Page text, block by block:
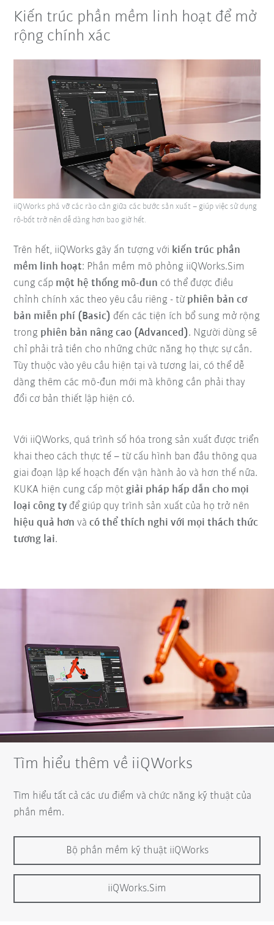
Kiến trúc phần mềm linh hoạt để mở
rộng chính xác
Trên hết, iiQWorks gây ấn tượng với kiến trúc phần
mềm linh hoạt: Phần mềm mô phỏng iiQWorks.Sim
cung cấp một hệ thống mô-đun có thể được điều
chỉnh chính xác theo yêu cầu riêng - từ phiên bản cơ
bản miễn phí (Basic) đến các tiện ích bổ sung mở rộng
trong phiên bản nâng cao (Advanced). Người dùng sẽ
chỉ phải trả tiền cho những chức năng họ thực sự cần.
Tùy thuộc vào yêu cầu hiện tại và tương lai, có thể dễ
dàng thêm các mô-đun mới mà không cần phải thay
đổi cơ bản thiết lập hiện có.
iiQWorks phá vỡ các rào cản giữa các bước sản xuất – giúp việc sử dụng
rô-bốt trở nên dễ dàng hơn bao giờ hết.
Với iiQWorks, quá trình số hóa trong sản xuất được triển
khai theo cách thực tế – từ cấu hình ban đầu thông qua
giai đoạn lập kế hoạch đến vận hành ảo và hơn thế nữa.
KUKA hiện cung cấp một giải pháp hấp dẫn cho mọi
loại công ty để giúp quy trình sản xuất của họ trở nên
hiệu quả hơn vàcó thể thích nghi với mọi thách thức
tương lai.
Tìm hiểu thêm về iiQWorks
Tìm hiểu tất cả các ưu điểm và chức năng kỹ thuật của
phần mềm.
Bộ phần mềm kỹ thuật iiQWorks
iiQWorks.Sim